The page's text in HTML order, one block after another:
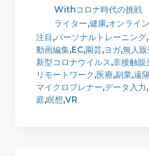
Withコロナ時代の挑戦
ライター,健康,オンライ
注目 ,パーソナルトレーニング,
動画編集,EC,園芸,ヨガ,無人
新型コロナウイルス ,非接触販
リモートワーク ,医療,副業,遠
マイクロプレナー,データ入力,
庭,瞑想,VR